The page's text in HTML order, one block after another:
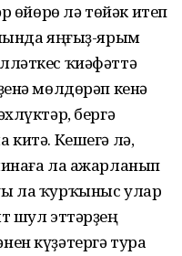
өйөрө лә төйәк итеп
яңғыҙ-ярым
ҡиәфәттә
мөлдөрәп кенә
бергә
Кешегә лә,
ла ажарланып
ла ҡур­ҡыныс улар
шул эттәрҙең
күҙәтергә тура